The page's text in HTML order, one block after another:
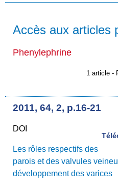
Accès aux articles
Phenylephrine
1 article -
2011, 64, 2, p.16-21
DOI
Les rôles respectifs des
parois et des valvules
développement des varices